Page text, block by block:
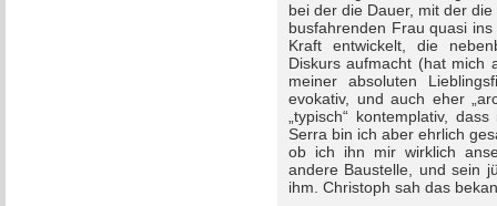
bei der die Dauer, mit der
busfahrenden Frau quasi
Kraft entwickelt, die
Diskurs aufmacht (hat mich
meiner absoluten
evokativ, und auch eher
„typisch“ kontemplativ,
Serra bin ich aber ehrlich
ob ich ihn mir wirklich
andere Baustelle, und sein
ihm. Christoph sah das